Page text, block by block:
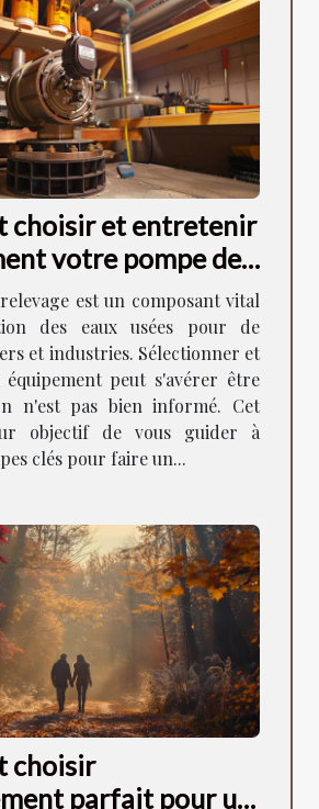
choisir et entretenir
votre pompe de
est un composant vital
des eaux usées pour de
et industries. Sélectionner et
peut s'avérer être
n'est pas bien informé. Cet
objectif de vous guider à
clés pour faire un...
choisir
parfait pour un